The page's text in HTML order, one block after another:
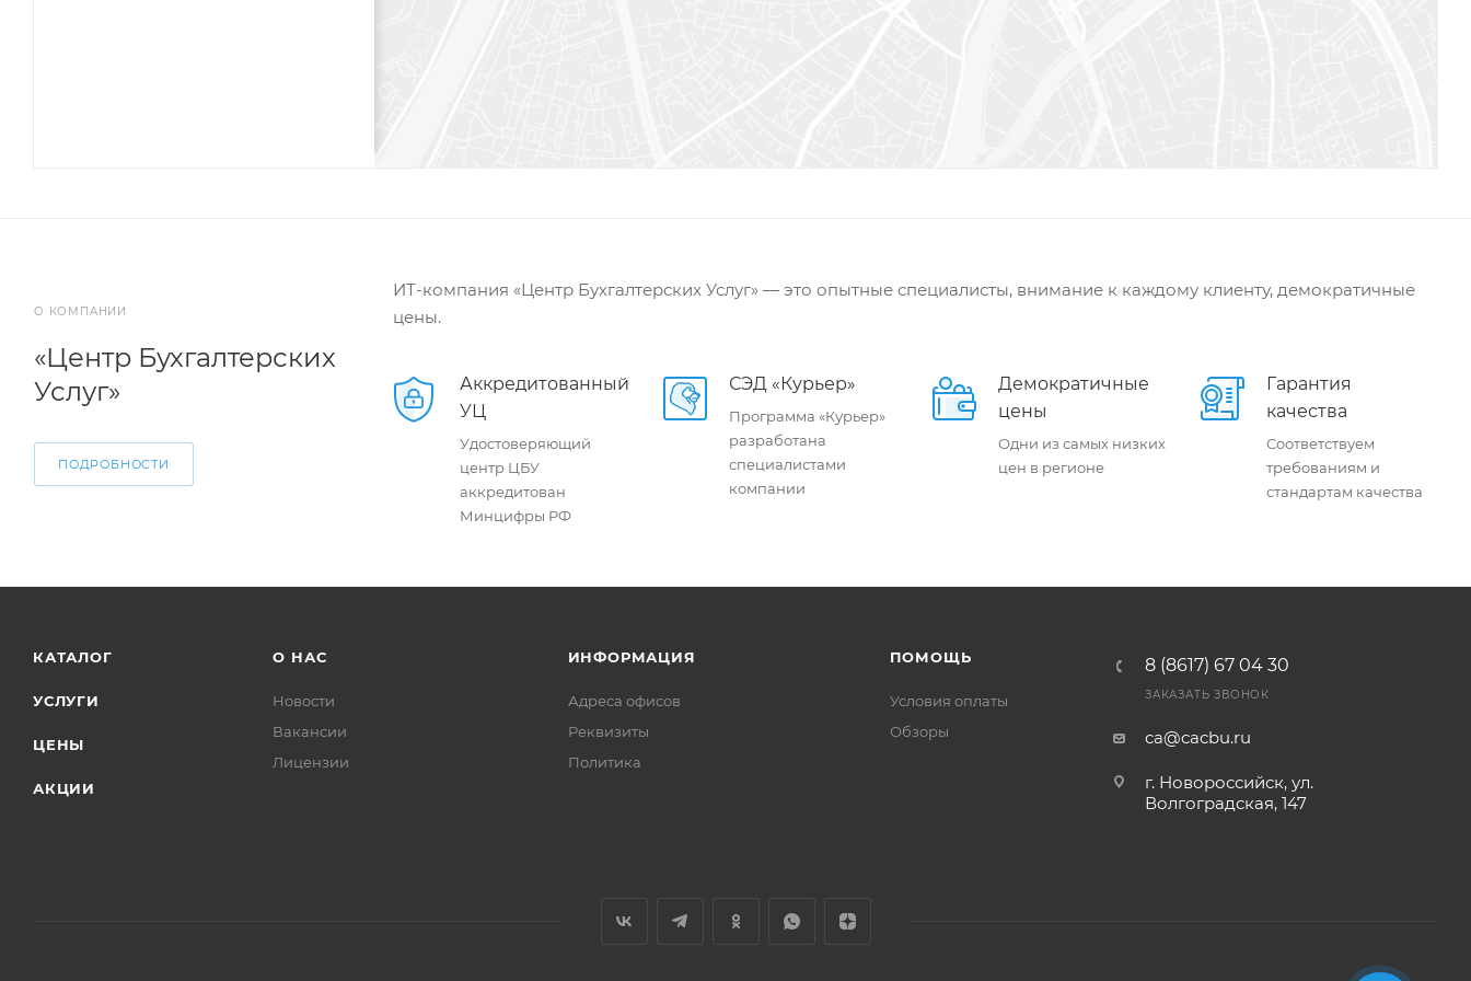
ИТ-компания «Центр Бухгалтерских Услуг» — это опытные специалисты, внимание к каждому клиенту, демократичные
цены.
Аккредитованный
УЦ
Удостоверяющий
центр ЦБУ
аккредитован
Минцифры РФ
СЭД «Курьер»
Программа «Курьер»
разработана
специалистами
компании
Демократичные
цены
Одни из самых низких
цен в регионе
Гарантия
качества
Соответствуем
требованиям и
стандартам качества
О КОМПАНИИ
«Центр Бухгалтерских
Услуг»
ПОДРОБНОСТИ
КАТАЛОГ
УСЛУГИ
ЦЕНЫ
АКЦИИ
О НАС
Новости
Вакансии
Лицензии
ИНФОРМАЦИЯ
Адреса офисов
Реквизиты
Политика
ПОМОЩЬ
Условия оплаты
Обзоры
8 (8617) 67 04 30
ЗАКАЗАТЬ ЗВОНОК
ca@cacbu.ru
г. Новороссийск, ул.
Волгоградская, 147